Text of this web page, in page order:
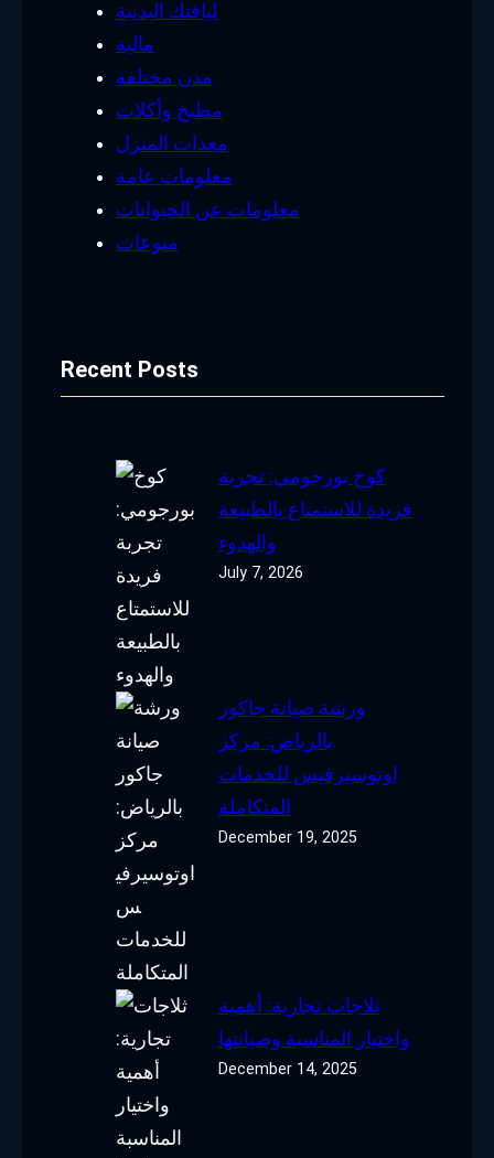
لياقتك البدنية
مالية
مدن مختلفة
مطبخ وأكلات
معدات المنزل
معلومات عامة
معلومات عن الحيوانات
منوعات
Recent Posts
كوخ بورجومي: تجربة
فريدة للاستمتاع بالطبيعة
والهدوء
July 7, 2026
ورشة صيانة جاكور
بالرياض: مركز
اوتوسيرفيس للخدمات
المتكاملة
December 19, 2025
ثلاجات تجارية: أهمية
واختيار المناسبة وصيانتها
December 14, 2025